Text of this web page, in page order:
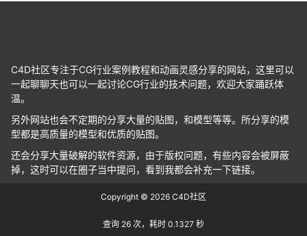
C4D社区专注于CG行业案例教程和动画灵感分享的网站，这里可以
一起聊聊天也可以一起讨论CG行业的技术问题，欢迎大家踊跃体
温。
另外网站也会不定期的分享大量的贴图，和模型等等。所分享的模
型都是高质量的模型和优质的贴图。
还会分享大量破解的软件资源，由于版权问题，有些内容会被屏蔽
掉，这时可以在圈子当中提问，看到我都会补充一下链接。
Copyright © 2026 C4D社区
查询 26 次，耗时 0.1327 秒